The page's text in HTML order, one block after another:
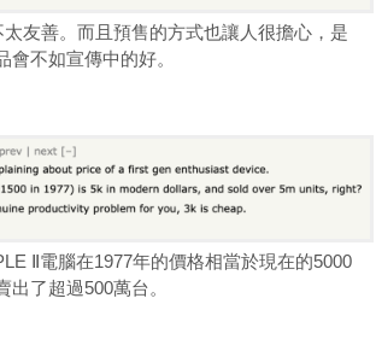
友善。而且預售的方式也讓人很擔心，是
會不如宣傳中的好。
Ⅱ電腦在1977年的價格相當於現在的5000
出了超過500萬台。